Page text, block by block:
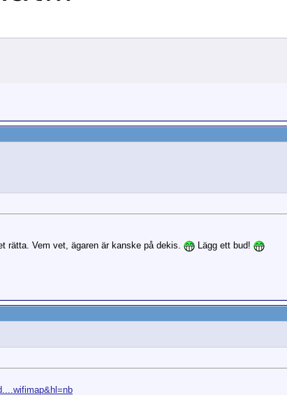
rätta. Vem vet, ägaren är kanske på dekis. Lägg ett bud!